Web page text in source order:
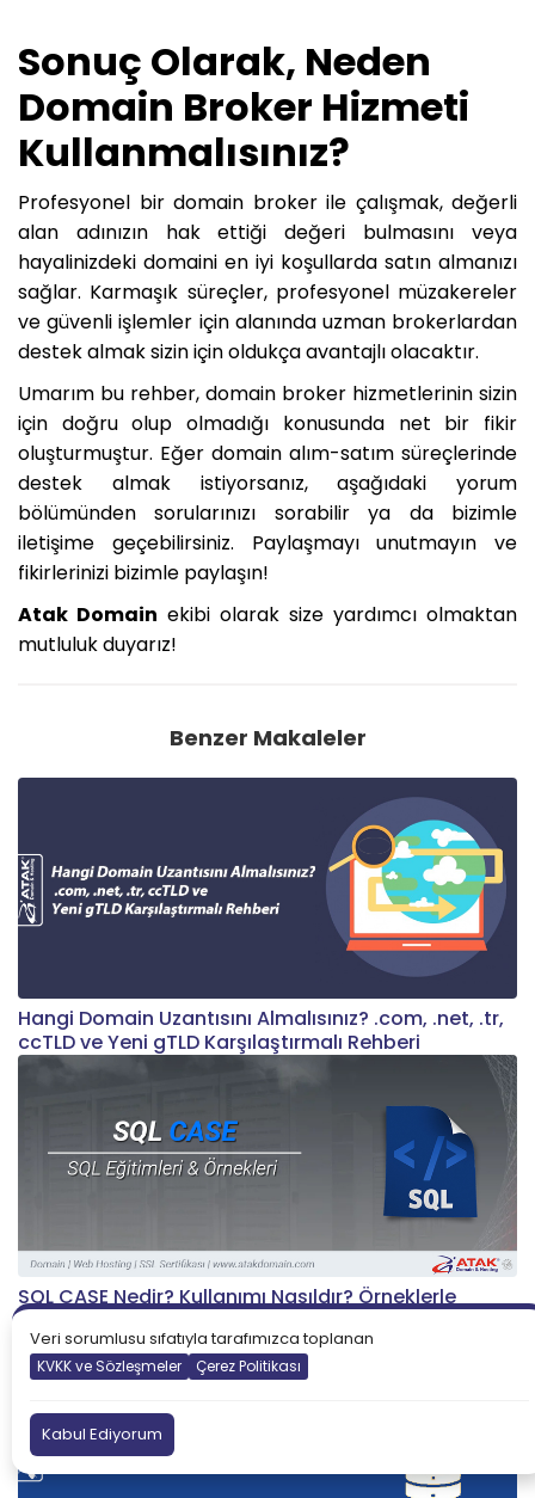
Sonuç Olarak, Neden
Domain Broker Hizmeti
Kullanmalısınız?
Profesyonel bir domain broker ile çalışmak, değerli
alan adınızın hak ettiği değeri bulmasını veya
hayalinizdeki domaini en iyi koşullarda satın almanızı
sağlar. Karmaşık süreçler, profesyonel müzakereler
ve güvenli işlemler için alanında uzman brokerlardan
destek almak sizin için oldukça avantajlı olacaktır.
Umarım bu rehber, domain broker hizmetlerinin sizin
için doğru olup olmadığı konusunda net bir fikir
oluşturmuştur. Eğer domain alım-satım süreçlerinde
destek almak istiyorsanız, aşağıdaki yorum
bölümünden sorularınızı sorabilir ya da bizimle
iletişime geçebilirsiniz. Paylaşmayı unutmayın ve
fikirlerinizi bizimle paylaşın!
Atak Domain ekibi olarak size yardımcı olmaktan
mutluluk duyarız!
Benzer Makaleler
Hangi Domain Uzantısını Almalısınız? .com, .net, .tr,
ccTLD ve Yeni gTLD Karşılaştırmalı Rehberi
SQL CASE Nedir? Kullanımı Nasıldır? Örneklerle
Anlatım
Veri sorumlusu sıfatıyla tarafımızca toplanan
KVKK ve Sözleşmeler Çerez Politikası
Kabul Ediyorum